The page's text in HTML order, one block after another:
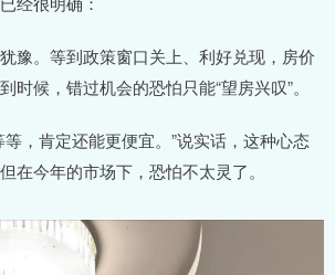
豫。等到政策窗口关上、利好兑现，房价
时候，错过机会的恐怕只能“望房兴叹”。
，肯定还能更便宜。”说实话，这种心态
在今年的市场下，恐怕不太灵了。